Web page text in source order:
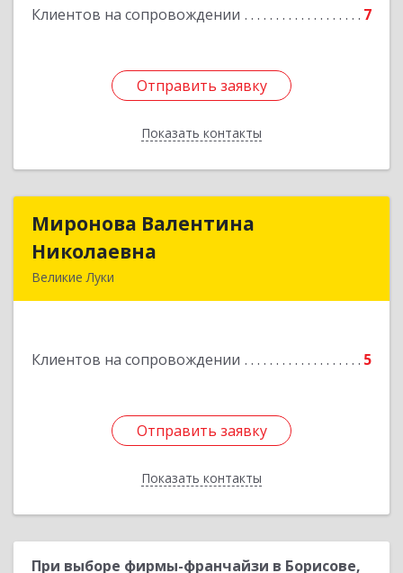
Клиентов на сопровождении 7
Отправить заявку
Показать контакты
Отправить заявку
Назад
Миронова Валентина
Николаевна
Великие Луки
Клиентов на сопровождении 5
Отправить заявку
Показать контакты
Миронова Валентина
Отправить заявку
Назад
При выборе фирмы-франчайзи в Борисове,